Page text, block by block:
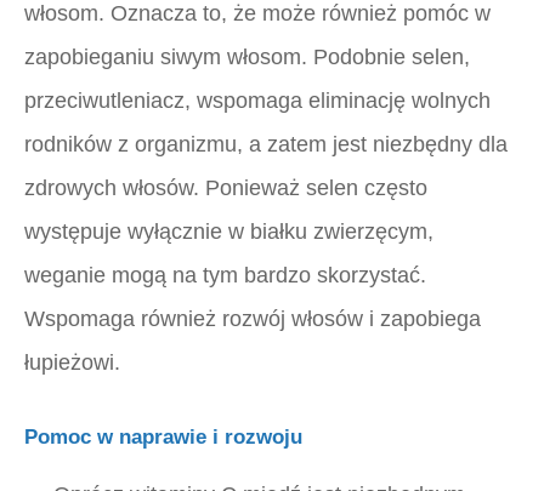
włosom. Oznacza to, że może również pomóc w
zapobieganiu siwym włosom. Podobnie selen,
przeciwutleniacz, wspomaga eliminację wolnych
rodników z organizmu, a zatem jest niezbędny dla
zdrowych włosów. Ponieważ selen często
występuje wyłącznie w białku zwierzęcym,
weganie mogą na tym bardzo skorzystać.
Wspomaga również rozwój włosów i zapobiega
łupieżowi.
Pomoc w naprawie i rozwoju